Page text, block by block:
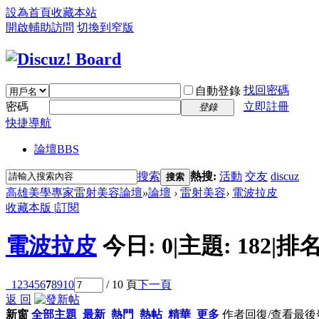
設為首頁收藏本站
開啟輔助訪問 切換到窄版
自動登錄 找回密碼
密碼
登錄
立即註冊
快捷導航
論壇BBS
搜索 搜索 熱搜: 活動 交友 discuz
高雄美學專家雷射美容論壇»論壇 › 雷射美容› 電波拉皮
收藏本版 |訂閱
電波拉皮 今日: 0|主題: 182|排
1 2345678910 / 10 頁下一頁
返 回
新窗 全部主題 最新 熱門 熱帖 精華 更多 作者回復/查看最後